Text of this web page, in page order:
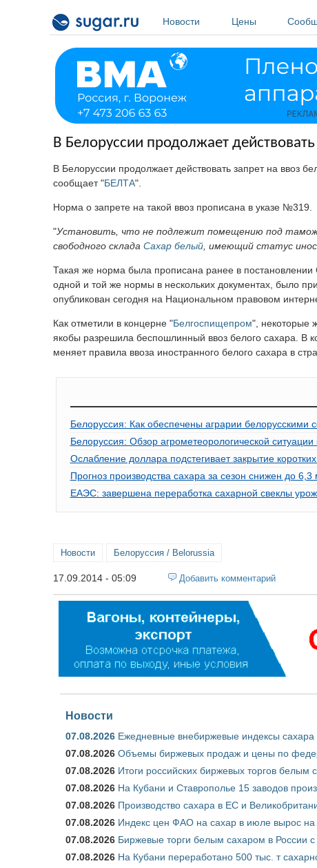
Новости
Цены
В Белоруссии продолжает
В Белоруссии продолжает действовать запрет на ввоз
сообщает "БЕЛТА".
Норма о запрете на такой ввоз прописана в указе №319.
"Установить, что не подлежит помещению под
свободного склада Сахар белый , имеющий статус
Такая же норма была прописана ранее в
одной и той же нормы в нескольких документах, было
опубликован сегодня на Национальном правовом
Как отметили в концерне "Белгоспищепром", некоторые
якобы разрешила беспошлинный ввоз белого сахара. В
меняет правила ввоза иностранного белого сахара в
Белоруссия: Как обеспечены аграрии белорусскими
Белоруссия: Обзор агрометеорологической
Ослабление доллара подстегивает закрытие
Прогноз производства сахара за сезон снижен до
ЕАЭС: завершена переработка сахарной свеклы
Новости Белоруссия / Belorussia
17.09.2014 - 05:09 Добавить комментарий
Новости
07.08.2026 Ежедневные внебиржевые индексы
07.08.2026 Объемы биржевых продаж и цены по
07.08.2026 Итоги российских биржевых торгов белым
07.08.2026 На Кубани и Ставрополье 15 заводов
07.08.2026 Производство сахара в ЕС и
07.08.2026 Индекс цен ФАО на сахар в июле вырос на
07.08.2026 Биржевые торги белым сахаром в России
07.08.2026 На Кубани переработано 500 тыс. т